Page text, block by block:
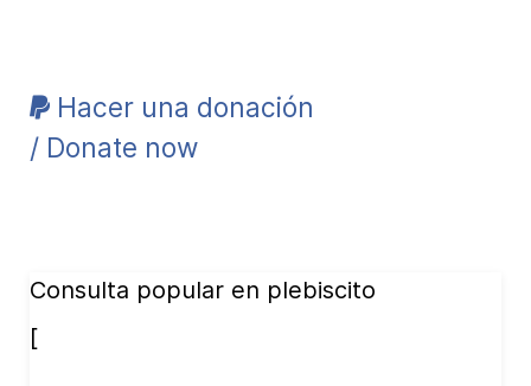
Hacer una donación
/ Donate now
Consulta popular en plebiscito
[